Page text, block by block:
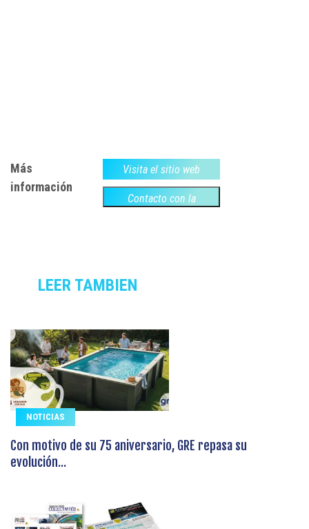
Más
información
Visita el sitio web
Contacto con la
LEER TAMBIEN
NOTICIAS
Con motivo de su 75 aniversario, GRE repasa su
evolución...